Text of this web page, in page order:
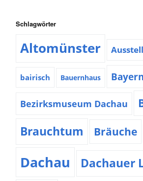
Schlagwörter
Altomünster
bairisch Bauernhaus Bayern
Bezirksmuseum Dachau
Brauchtum Bräuche
Dachau Dachauer